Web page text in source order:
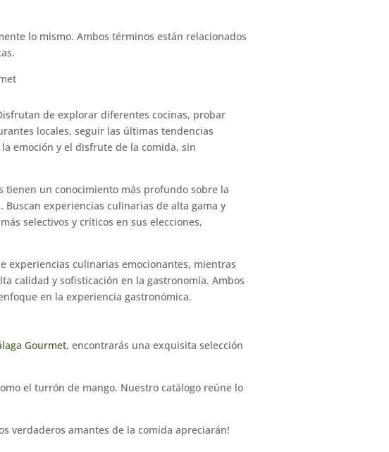
lo mismo. Ambos términos están relacionados
de explorar diferentes cocinas, probar
locales, seguir las últimas tendencias
emoción y el disfrute de la comida, sin
un conocimiento más profundo sobre la
experiencias culinarias de alta gama y
selectivos y críticos en sus elecciones,
experiencias culinarias emocionantes, mientras
calidad y sofisticación en la gastronomía. Ambos
en la experiencia gastronómica.
Gourmet, encontrarás una exquisita selección
el turrón de mango. Nuestro catálogo reúne lo
verdaderos amantes de la comida apreciarán!